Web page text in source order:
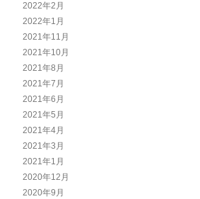
2022年2月
2022年1月
2021年11月
2021年10月
2021年8月
2021年7月
2021年6月
2021年5月
2021年4月
2021年3月
2021年1月
2020年12月
2020年9月